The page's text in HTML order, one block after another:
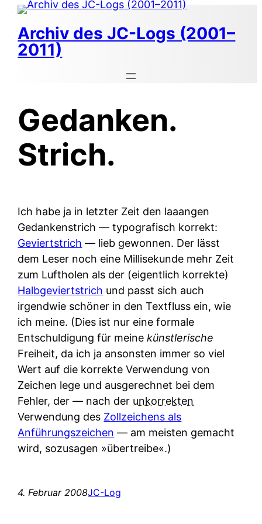
Zum
Inhalt
springen
Archiv des JC-Logs (2001–
2011)
Gedanken.
Strich.
Ich habe ja in letzter Zeit den laaangen
Gedankenstrich — typografisch korrekt:
Geviertstrich — lieb gewonnen. Der lässt
dem Leser noch eine Millisekunde mehr Zeit
zum Luftholen als der (eigentlich korrekte)
Halbgeviertstrich und passt sich auch
irgendwie schöner in den Textfluss ein, wie
ich meine. (Dies ist nur eine formale
Entschuldigung für meinekünstlerische
Freiheit, da ich ja ansonsten immer so viel
Wert auf die korrekte Verwendung von
Zeichen lege und ausgerechnet bei dem
Fehler, der — nach der unkorrekten
Verwendung des Zollzeichens als
Anführungszeichen — am meisten gemacht
wird, sozusagen »übertreibe«.)
4. Februar 2008JC-Log